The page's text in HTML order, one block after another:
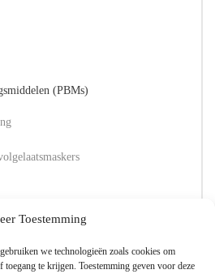
Toestemming
we technologieën zoals cookies om
toegang te krijgen. Toestemming geven voor deze
(PBMs)